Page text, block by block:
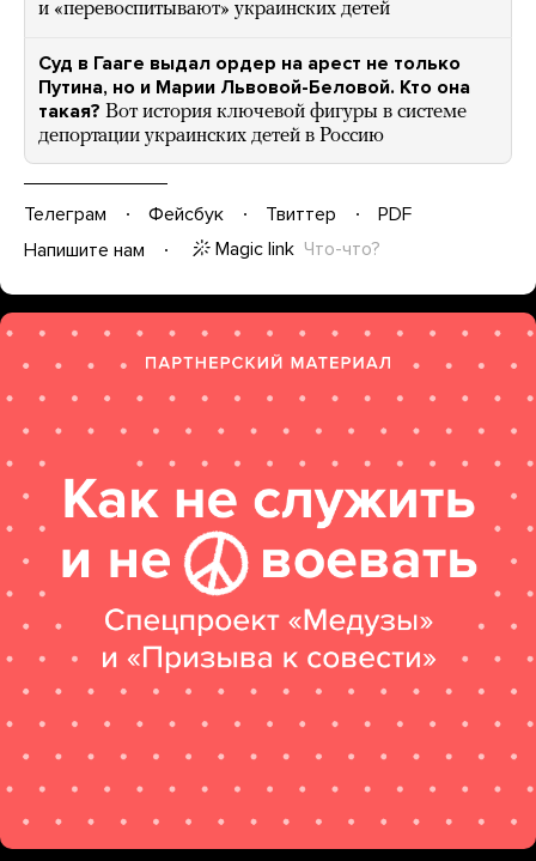
и «перевоспитывают» украинских детей
Суд в Гааге выдал ордер на арест не только
Путина, но и Марии Львовой-Беловой. Кто она
такая? Вот история ключевой фигуры в системе
депортации украинских детей в Россию
Телеграм Фейсбук Твиттер
PDF
Напишите нам
Magic link Что-что?